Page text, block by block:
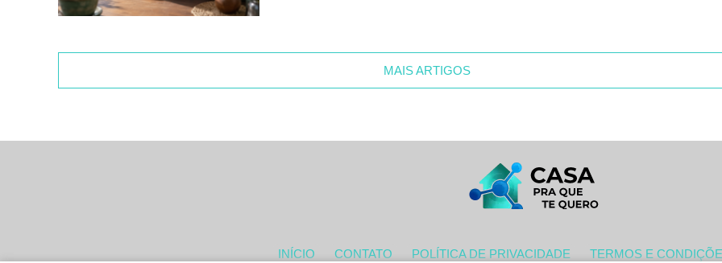
MAIS ARTIGOS
INÍCIO CONTATO POLÍTICA DE PRIVACIDADE TERMOS E